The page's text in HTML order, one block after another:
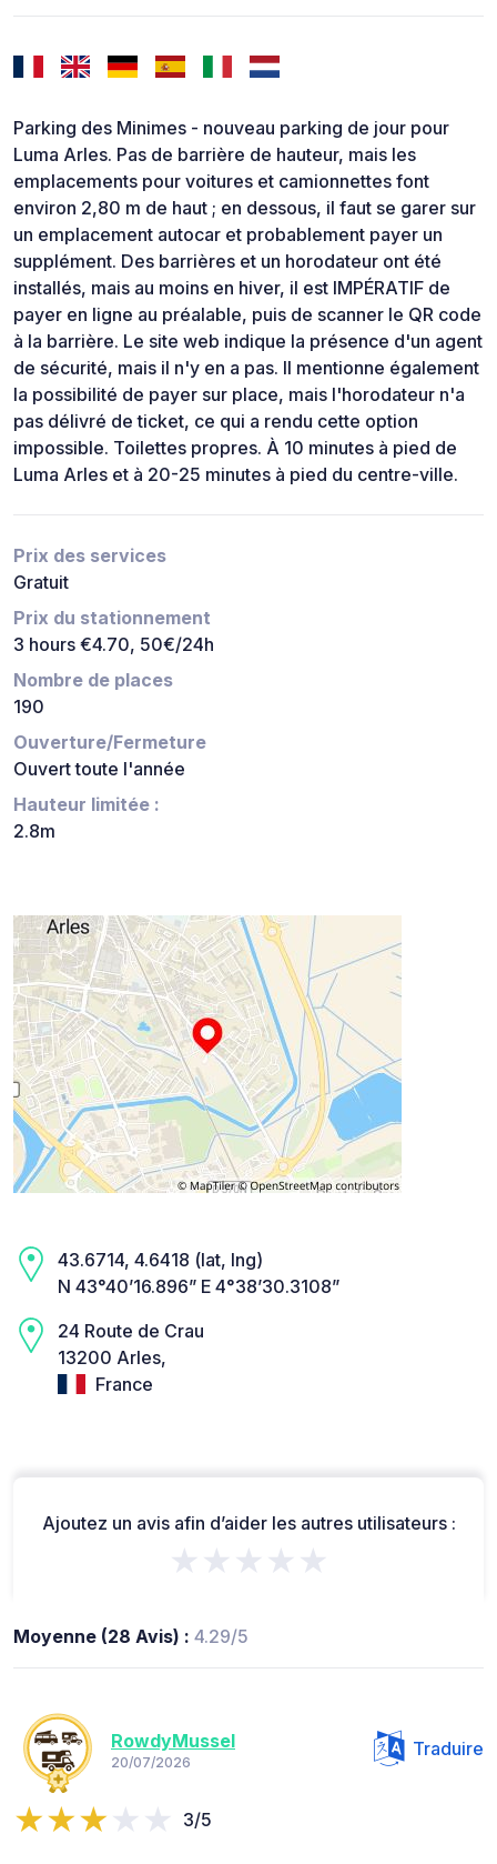
Parking des Minimes - nouveau parking de jour pour
Luma Arles. Pas de barrière de hauteur, mais les
emplacements pour voitures et camionnettes font
environ 2,80 m de haut ; en dessous, il faut se garer sur
un emplacement autocar et probablement payer un
supplément. Des barrières et un horodateur ont été
installés, mais au moins en hiver, il est IMPÉRATIF de
payer en ligne au préalable, puis de scanner le QR code
à la barrière. Le site web indique la présence d'un agent
de sécurité, mais il n'y en a pas. Il mentionne également
la possibilité de payer sur place, mais l'horodateur n'a
pas délivré de ticket, ce qui a rendu cette option
impossible. Toilettes propres. À 10 minutes à pied de
Luma Arles et à 20-25 minutes à pied du centre-ville.
Prix des services
Gratuit
Prix du stationnement
3 hours €4.70, 50€/24h
Nombre de places
190
Ouverture/Fermeture
Ouvert toute l'année
Hauteur limitée :
2.8m
43.6714, 4.6418 (lat, lng)
N 43°40’16.896” E 4°38’30.3108”
24 Route de Crau
13200 Arles,
France
Ajoutez un avis afin d’aider les autres utilisateurs :
★★★★★
Moyenne (28 Avis) : 4.29/5
RowdyMussel
20/07/2026
Traduire
3/5